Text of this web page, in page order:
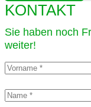
KONTAKT
Sie haben noch
weiter!​